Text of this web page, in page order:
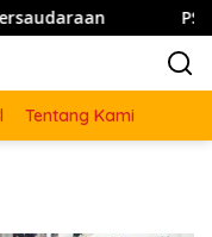
PSHT
Tentang Kami